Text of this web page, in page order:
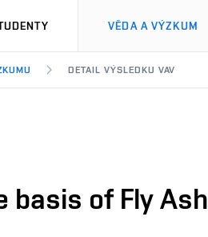
VĚDA A VÝZKUM
DETAIL VÝSLEDKU VAV
basis of Fly Ash